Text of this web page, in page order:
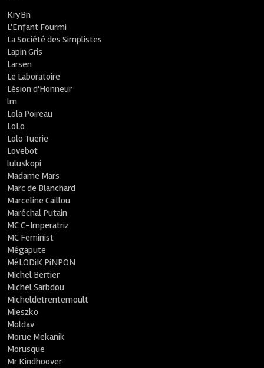
KryBn
L'Enfant Fourmi
La Société des Simplistes
Lapin Gris
Larsen
Le Laboratoire
Lésion d'Honneur
lm
Lola Poireau
LoLo
Lolo Tuerie
Lovebot
luluskopi
Madame Mars
Marc de Blanchard
Marceline Caillou
Maréchal Putain
MC C-Imperatriz
MC Feminist
Mégapute
MéLODiK PiNPON
Michel Bertier
Michel Sarbdou
Micheldetrentemoult
Mieszko
Moldav
Morue Mekanik
Morusque
Mr Kindhoover